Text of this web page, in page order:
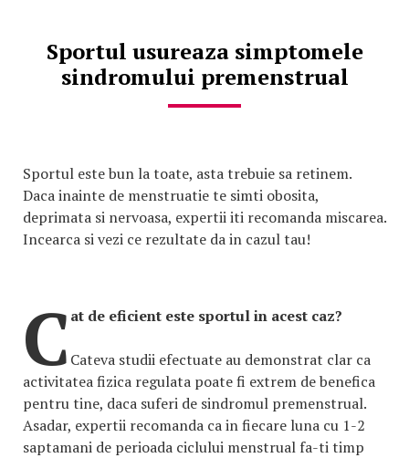
Sportul usureaza simptomele
sindromului premenstrual
Sportul este bun la toate, asta trebuie sa retinem.
Daca inainte de menstruatie te simti obosita,
deprimata si nervoasa, expertii iti recomanda miscarea.
Incearca si vezi ce rezultate da in cazul tau!
C at de eficient este sportul in acest caz?
Cateva studii efectuate au demonstrat clar ca
activitatea fizica regulata poate fi extrem de benefica
pentru tine, daca suferi de sindromul premenstrual.
Asadar, expertii recomanda ca in fiecare luna cu 1-2
saptamani de perioada ciclului menstrual fa-ti timp